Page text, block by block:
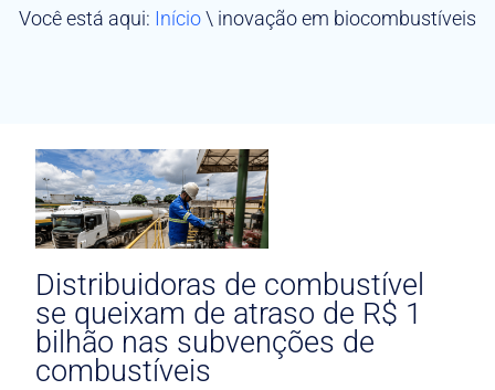
Você está aqui: Início\ inovação em biocombustíveis
Distribuidoras de combustível
se queixam de atraso de R$ 1
bilhão nas subvenções de
combustíveis